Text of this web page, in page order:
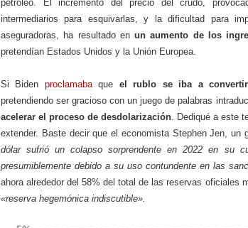
petróleo. El incremento del precio del crudo,
intermediarios para esquivarlas, y la dificultad para
aseguradoras, ha resultado en un aumento de los
pretendían Estados Unidos y la Unión Europea.
Si Biden proclamabaque el rublo se iba a
pretendiendo ser gracioso con un juego de palabras
acelerar el proceso de desdolarización. Dediqué a este
extender. Baste decir que el economista Stephen Jen, un
dólar sufrió un colapso sorprendente en 2022 en su
presumiblemente debido a su uso contundente en las
ahora alrededor del 58% del total de las reservas oficiales
«reserva hegemónica indiscutible».